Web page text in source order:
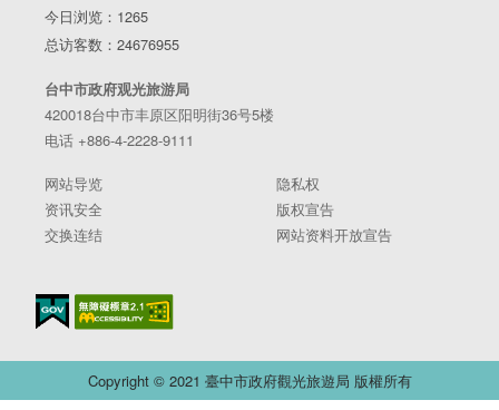
今日浏览：1265
总访客数：24676955
台中市政府观光旅游局
420018台中市丰原区阳明街36号5楼
电话 +886-4-2228-9111
网站导览
隐私权
资讯安全
版权宣告
交换连结
网站资料开放宣告
Copyright © 2021 臺中市政府觀光旅遊局 版權所有